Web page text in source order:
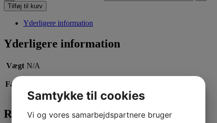
Tilføj til kurv
Yderligere information
Yderligere information
Vægt N/A
Farve
Relaterede varer
Samtykke til cookies
Vi og vores samarbejdspartnere bruger